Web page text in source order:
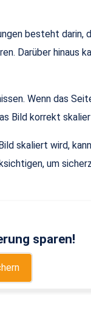
besteht darin,
Darüber hinaus
Wenn das
Bild korrekt
skaliert wird,
um
sparen!